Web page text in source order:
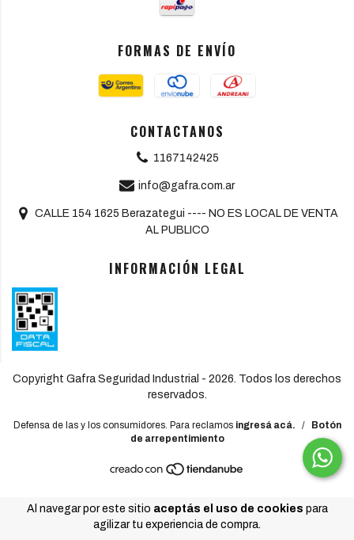
Al navegar por este sitio aceptás el uso de cookies para
agilizar tu experiencia de compra.
FORMAS DE ENVÍO
CONTACTANOS
1167142425
info@gafra.com.ar
CALLE 154 1625 Berazategui ---- NO ES LOCAL DE VENTA
AL PUBLICO
INFORMACIÓN LEGAL
Copyright Gafra Seguridad Industrial - 2026. Todos los derechos
reservados.
Defensa de las y los consumidores. Para reclamos ingresá acá. /
Botón
de arrepentimiento